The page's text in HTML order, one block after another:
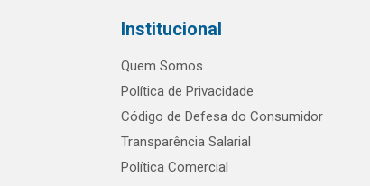
Institucional
Quem Somos
Política de Privacidade
Código de Defesa do Consumidor
Transparência Salarial
Política Comercial